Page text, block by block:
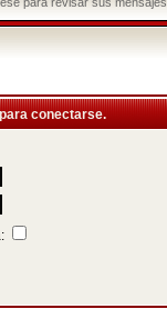
conectarse.